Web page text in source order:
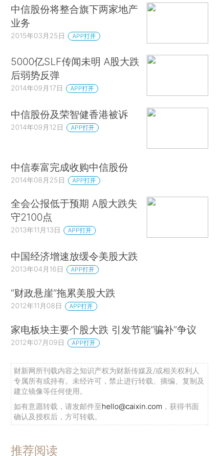
中信股份将整合旗下两家地产
业务
2015年03月25日 APP打开
5000亿SLF传闻未明 A股大跌
后弱势反弹
2014年09月17日 APP打开
中信股份及荣智健香港被诉
2014年09月12日 APP打开
中信泰富完成收购中信股份
2014年08月25日 APP打开
全会公报低于预期 A股大跌失
守2100点
2013年11月13日 APP打开
中国经济增速放缓令美股大跌
2013年04月16日 APP打开
“财政悬崖”拖累美股大跌
2012年11月08日 APP打开
家电板块主要个股大跌 引发节能“骗补”争议
2012年07月09日 APP打开
财新网所刊载内容之知识产权为财新传媒及/或相关权利人
专属所有或持有。未经许可，禁止进行转载、摘编、复制及
建立镜像等任何使用。
如有意愿转载，请发邮件至hello@caixin.com ，获得书面
确认及授权后，方可转载。
推荐阅读